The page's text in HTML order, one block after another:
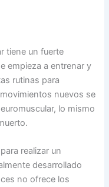
tiene un fuerte
empieza a entrenar y
rutinas para
nuevos se
lo mismo
realizar un
desarrollado
no ofrece los